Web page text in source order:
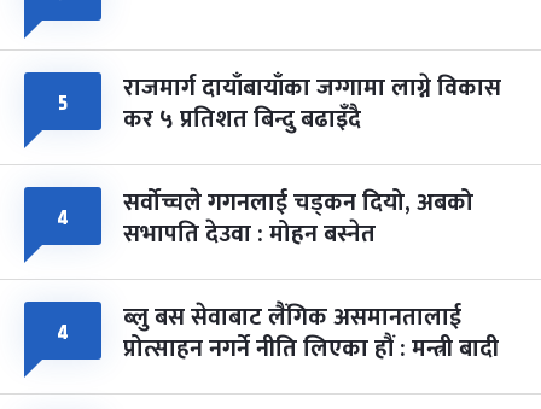
५ राजमार्ग दायाँबायाँका जग्गामा लाग्ने विकास
कर ५ प्रतिशत बिन्दु बढाइँदै
४ सर्वोच्चले गगनलाई चड्कन दियो, अबको
सभापति देउवा : मोहन बस्नेत
४ ब्लु बस सेवाबाट लैंगिक असमानतालाई
प्रोत्साहन नगर्ने नीति लिएका हौं : मन्त्री बादी